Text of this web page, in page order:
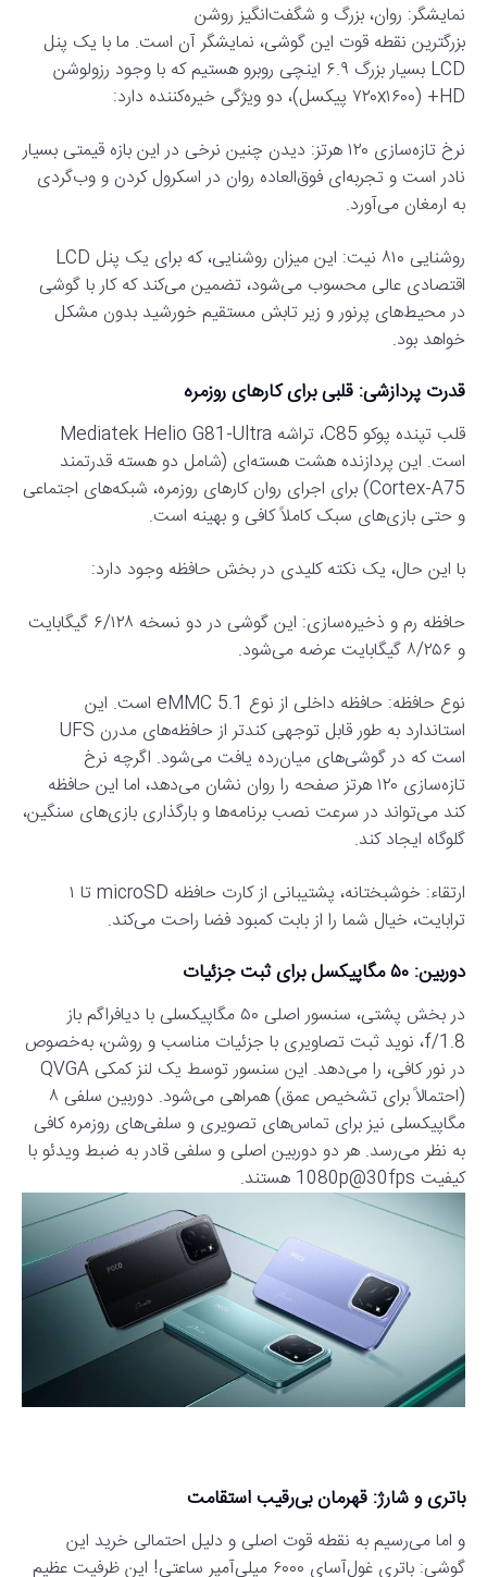
نمایشگر: روان، بزرگ و شگفت‌انگیز روشن
بزرگترین نقطه قوت این گوشی، نمایشگر آن است. ما با یک پنل
LCD بسیار بزرگ ۶.۹ اینچی روبرو هستیم که با وجود رزولوشن
HD+ (۷۲۰x۱۶۰۰ پیکسل)، دو ویژگی خیره‌کننده دارد:
نرخ تازه‌سازی ۱۲۰ هرتز: دیدن چنین نرخی در این بازه قیمتی بسیار
نادر است و تجربه‌ای فوق‌العاده روان در اسکرول کردن و وب‌گردی
به ارمغان می‌آورد.
روشنایی ۸۱۰ نیت: این میزان روشنایی، که برای یک پنل LCD
اقتصادی عالی محسوب می‌شود، تضمین می‌کند که کار با گوشی
در محیط‌های پرنور و زیر تابش مستقیم خورشید بدون مشکل
خواهد بود.
قدرت پردازشی: قلبی برای کارهای روزمره
قلب تپنده پوکو C85، تراشه Mediatek Helio G81-Ultra
است. این پردازنده هشت هسته‌ای (شامل دو هسته قدرتمند
Cortex-A75) برای اجرای روان کارهای روزمره، شبکه‌های اجتماعی
و حتی بازی‌های سبک کاملاً کافی و بهینه است.
با این حال، یک نکته کلیدی در بخش حافظه وجود دارد:
حافظه رم و ذخیره‌سازی: این گوشی در دو نسخه ۶/۱۲۸ گیگابایت
و ۸/۲۵۶ گیگابایت عرضه می‌شود.
نوع حافظه: حافظه داخلی از نوع eMMC 5.1 است. این
استاندارد به طور قابل توجهی کندتر از حافظه‌های مدرن UFS
است که در گوشی‌های میان‌رده یافت می‌شود. اگرچه نرخ
تازه‌سازی ۱۲۰ هرتز صفحه را روان نشان می‌دهد، اما این حافظه
کند می‌تواند در سرعت نصب برنامه‌ها و بارگذاری بازی‌های سنگین،
گلوگاه ایجاد کند.
ارتقاء: خوشبختانه، پشتیبانی از کارت حافظه microSD تا ۱
ترابایت، خیال شما را از بابت کمبود فضا راحت می‌کند.
دوربین: ۵۰ مگاپیکسل برای ثبت جزئیات
در بخش پشتی، سنسور اصلی ۵۰ مگاپیکسلی با دیافراگم باز
f/1.8، نوید ثبت تصاویری با جزئیات مناسب و روشن، به‌خصوص
در نور کافی، را می‌دهد. این سنسور توسط یک لنز کمکی QVGA
(احتمالاً برای تشخیص عمق) همراهی می‌شود. دوربین سلفی ۸
مگاپیکسلی نیز برای تماس‌های تصویری و سلفی‌های روزمره کافی
به نظر می‌رسد. هر دو دوربین اصلی و سلفی قادر به ضبط ویدئو با
کیفیت 1080p@30fps هستند.
باتری و شارژ: قهرمان بی‌رقیب استقامت
و اما می‌رسیم به نقطه قوت اصلی و دلیل احتمالی خرید این
گوشی: باتری غول‌آسای ۶۰۰۰ میلی‌آمپر ساعتی! این ظرفیت عظیم